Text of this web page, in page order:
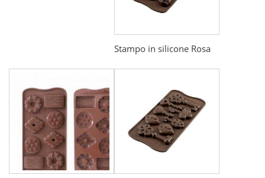
Stampo in silicone Rosa